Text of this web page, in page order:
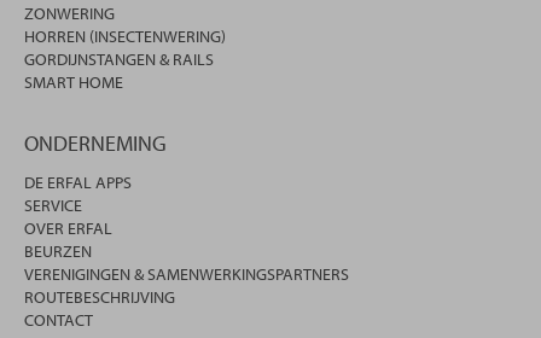
ZONWERING
HORREN (INSECTENWERING)
GORDIJNSTANGEN & RAILS
SMART HOME
ONDERNEMING
DE ERFAL APPS
SERVICE
OVER ERFAL
BEURZEN
VERENIGINGEN & SAMENWERKINGSPARTNERS
ROUTEBESCHRIJVING
CONTACT